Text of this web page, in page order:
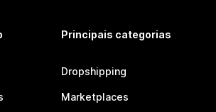
Principais categorias
Dropshipping
Marketplaces